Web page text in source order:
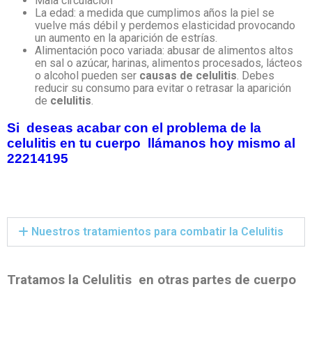
La edad: a medida que cumplimos años la piel se
vuelve más débil y perdemos elasticidad provocando
un aumento en la aparición de estrías.
Alimentación poco variada: abusar de alimentos altos
en sal o azúcar, harinas, alimentos procesados, lácteos
o alcohol pueden ser causas de celulitis. Debes
reducir su consumo para evitar o retrasar la aparición
de celulitis.
Si deseas acabar con el problema de la
celulitis en tu cuerpo llámanos hoy mismo al
22214195
Nuestros tratamientos para combatir la Celulitis
Tratamos la Celulitis en otras partes de cuerpo